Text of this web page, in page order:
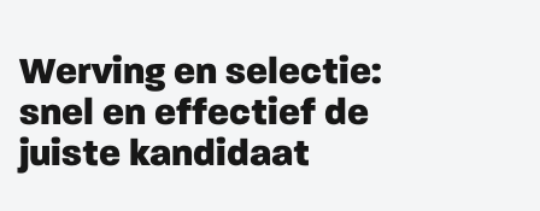
Werving en selectie:
snel en effectief de
juiste kandidaat